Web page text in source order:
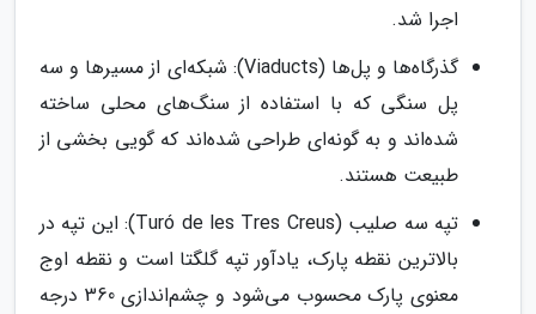
اجرا شد.
گذرگاه‌ها و پل‌ها (Viaducts): شبکه‌ای از مسیرها و سه
پل سنگی که با استفاده از سنگ‌های محلی ساخته
شده‌اند و به گونه‌ای طراحی شده‌اند که گویی بخشی از
طبیعت هستند.
تپه سه صلیب (Turó de les Tres Creus): این تپه در
بالاترین نقطه پارک، یادآور تپه گلگتا است و نقطه اوج
معنوی پارک محسوب می‌شود و چشم‌اندازی 360 درجه